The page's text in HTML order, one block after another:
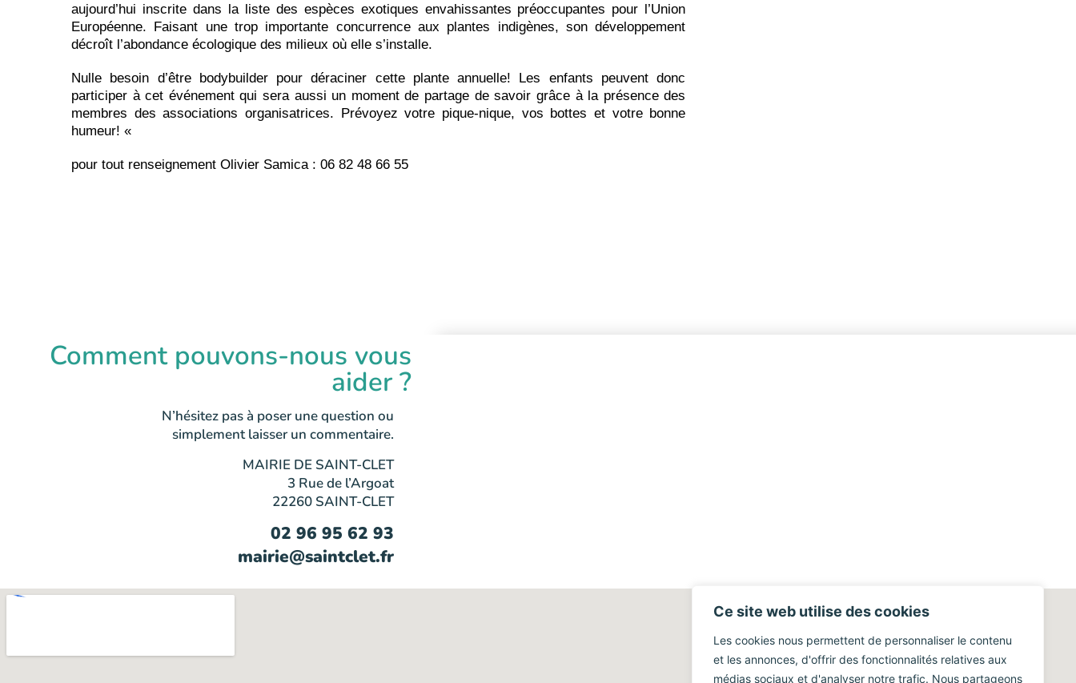
Ce site web utilise des cookies
Les cookies nous permettent de personnaliser le contenu
et les annonces, d'offrir des fonctionnalités relatives aux
médias sociaux et d'analyser notre trafic. Nous partageons
aujourd’hui inscrite dans la liste des espèces exotiques envahissantes préoccupantes pour l’Union
Européenne. Faisant une trop importante concurrence aux plantes indigènes, son développement
décroît l’abondance écologique des milieux où elle s’installe.
Nulle besoin d’être bodybuilder pour déraciner cette plante annuelle! Les enfants peuvent donc
participer à cet événement qui sera aussi un moment de partage de savoir grâce à la présence des
membres des associations organisatrices. Prévoyez votre pique-nique, vos bottes et votre bonne
humeur! «
pour tout renseignement Olivier Samica : 06 82 48 66 55
Comment pouvons-nous vous
aider ?
N’hésitez pas à poser une question ou
simplement laisser un commentaire.
MAIRIE DE SAINT-CLET
3 Rue de l’Argoat
22260 SAINT-CLET
02 96 95 62 93
mairie@saintclet.fr